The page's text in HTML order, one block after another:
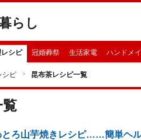
らし
シピ 冠婚葬祭 生活家電 ハンドメ
シピ 昆布茶レシピ一覧
覧
とろ山芋焼きレシピ……簡単ヘル